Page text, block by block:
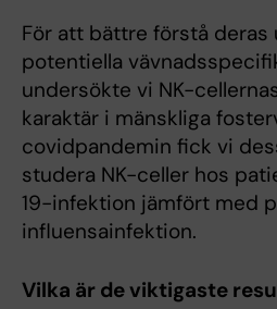
För att bättre förstå deras
potentiella
undersökte vi NK-
karaktär i mänskliga
covidpandemin fick vi
studera NK-celler hos
19-infektion jämfört med
influensainfektion.
Vilka är de viktigaste